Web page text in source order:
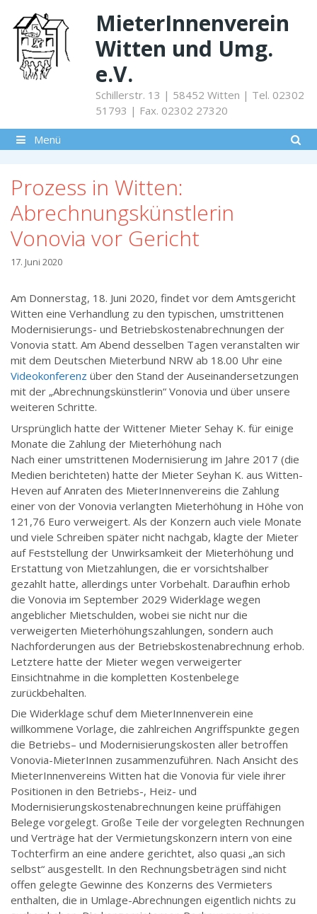
zum
Inhalt
MieterInnenverein
Witten und Umg.
e.V.
Schillerstr. 13 | 58452 Witten | Tel. 02302
51793 | Fax. 02302 27320
Menü
Prozess in Witten:
Abrechnungskünstlerin
Vonovia vor Gericht
17. Juni 2020
Am Donnerstag, 18. Juni 2020, findet vor dem Amtsgericht
Witten eine Verhandlung zu den typischen, umstrittenen
Modernisierungs- und Betriebskostenabrechnungen der
Vonovia statt. Am Abend desselben Tagen veranstalten wir
mit dem Deutschen Mieterbund NRW ab 18.00 Uhr eine
Videokonferenz über den Stand der Auseinandersetzungen
mit der „Abrechnungskünstlerin“ Vonovia und über unsere
weiteren Schritte.
Ursprünglich hatte der Wittener Mieter Sehay K. für einige
Monate die Zahlung der Mieterhöhung nach
Nach einer umstrittenen Modernisierung im Jahre 2017 (die
Medien berichteten) hatte der Mieter Seyhan K. aus Witten-
Heven auf Anraten des MieterInnenvereins die Zahlung
einer von der Vonovia verlangten Mieterhöhung in Höhe von
121,76 Euro verweigert. Als der Konzern auch viele Monate
und viele Schreiben später nicht nachgab, klagte der Mieter
auf Feststellung der Unwirksamkeit der Mieterhöhung und
Erstattung von Mietzahlungen, die er vorsichtshalber
gezahlt hatte, allerdings unter Vorbehalt. Daraufhin erhob
die Vonovia im September 2029 Widerklage wegen
angeblicher Mietschulden, wobei sie nicht nur die
verweigerten Mieterhöhungszahlungen, sondern auch
Nachforderungen aus der Betriebskostenabrechnung erhob.
Letztere hatte der Mieter wegen verweigerter
Einsichtnahme in die kompletten Kostenbelege
zurückbehalten.
Die Widerklage schuf dem MieterInnenverein eine
willkommene Vorlage, die zahlreichen Angriffspunkte gegen
die Betriebs– und Modernisierungskosten aller betroffen
Vonovia-MieterInnen zusammenzuführen. Nach Ansicht des
MieterInnenvereins Witten hat die Vonovia für viele ihrer
Positionen in den Betriebs-, Heiz- und
Modernisierungskostenabrechnungen keine prüffähigen
Belege vorgelegt. Große Teile der vorgelegten Rechnungen
und Verträge hat der Vermietungskonzern intern von eine
Tochterfirm an eine andere gerichtet, also quasi „an sich
selbst“ ausgestellt. In den Rechnungsbeträgen sind nicht
offen gelegte Gewinne des Konzerns des Vermieters
enthalten, die in Umlage-Abrechnungen eigentlich nichts zu